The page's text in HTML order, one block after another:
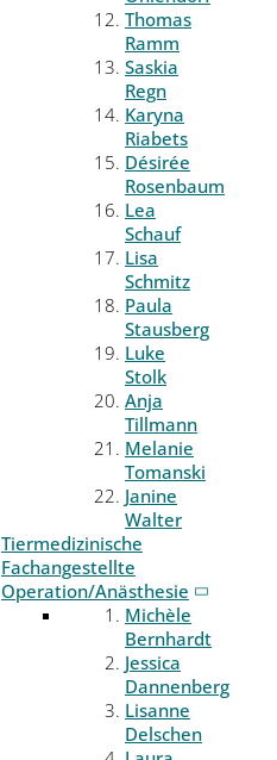
Thomas
Ramm
Saskia
Regn
Karyna
Riabets
Désirée
Rosenbaum
Lea
Schauf
Lisa
Schmitz
Paula
Stausberg
Luke
Stolk
Anja
Tillmann
Melanie
Tomanski
Janine
Walter
Tiermedizinische
Fachangestellte
Operation/Anästhesie
Michèle
Bernhardt
Jessica
Dannenberg
Lisanne
Delschen